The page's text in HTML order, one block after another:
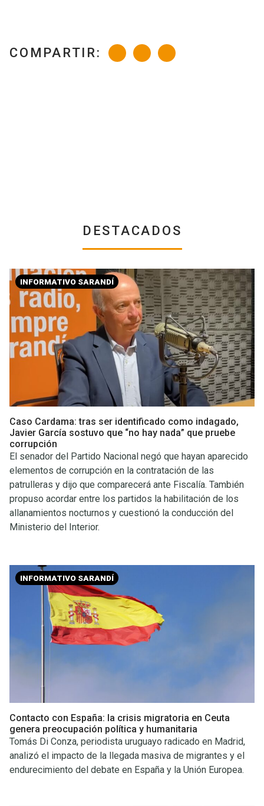
COMPARTIR:
DESTACADOS
INFORMATIVO SARANDÍ
Caso Cardama: tras ser identificado como indagado,
Javier García sostuvo que “no hay nada” que pruebe
corrupción
El senador del Partido Nacional negó que hayan aparecido
elementos de corrupción en la contratación de las
patrulleras y dijo que comparecerá ante Fiscalía. También
propuso acordar entre los partidos la habilitación de los
allanamientos nocturnos y cuestionó la conducción del
Ministerio del Interior.
INFORMATIVO SARANDÍ
Contacto con España: la crisis migratoria en Ceuta
genera preocupación política y humanitaria
Tomás Di Conza, periodista uruguayo radicado en Madrid,
analizó el impacto de la llegada masiva de migrantes y el
endurecimiento del debate en España y la Unión Europea.